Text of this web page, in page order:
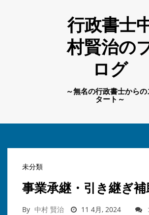
行政書士
村賢治の
ログ
～無名の行政書士からの
タート～
未分類
事業承継・引き継ぎ
By 中村 賢治 11 4月, 2024